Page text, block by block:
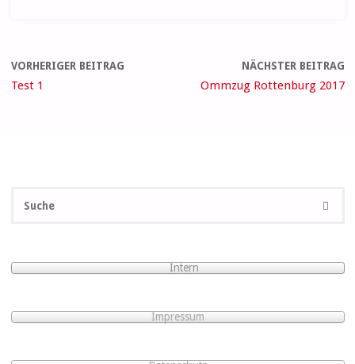
VORHERIGER BEITRAG
Test 1
NÄCHSTER BEITRAG
Ommzug Rottenburg 2017
SUCHE
Intern
Impressum